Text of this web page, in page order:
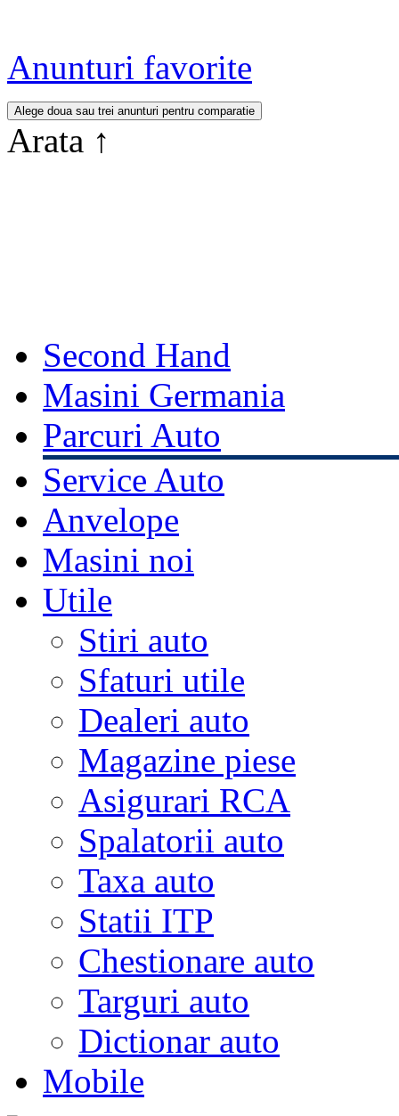
Anunturi favorite
Arata ↑
Second Hand
Masini Germania
Parcuri Auto
Service Auto
Anvelope
Masini noi
Utile
Stiri auto
Sfaturi utile
Dealeri auto
Magazine piese
Asigurari RCA
Spalatorii auto
Taxa auto
Statii ITP
Chestionare auto
Targuri auto
Dictionar auto
Mobile